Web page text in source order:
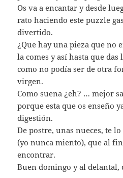
Os va a encantar y desde
rato haciendo este puzzle
divertido.
¿Que hay una pieza que no
la comes y así hasta que
como no podía ser de otra
virgen.
Como suena ¿eh? … mejor
porque esta que os enseño
digestión.
De postre, unas nueces, te
(yo nunca miento), que al
encontrar.
Buen domingo y al delantal,